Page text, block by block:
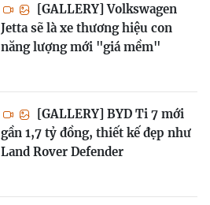
[GALLERY] Volkswagen
Jetta sẽ là xe thương hiệu con
năng lượng mới "giá mềm"
[GALLERY] BYD Ti 7 mới
gần 1,7 tỷ đồng, thiết kế đẹp như
Land Rover Defender